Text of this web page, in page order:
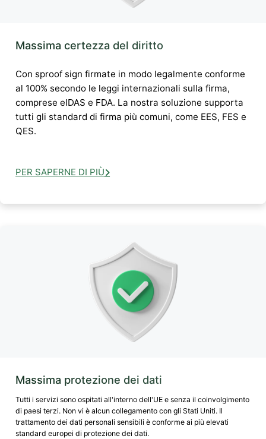
Massima certezza del diritto
Con sproof sign firmate in modo legalmente conforme
al 100% secondo le leggi internazionali sulla firma,
comprese eIDAS e FDA. La nostra soluzione supporta
tutti gli standard di firma più comuni, come EES, FES e
QES.
PER SAPERNE DI PIÙ
Massima protezione dei dati
Tutti i servizi sono ospitati all'interno dell'UE e senza il coinvolgimento
di paesi terzi. Non vi è alcun collegamento con gli Stati Uniti. Il
trattamento dei dati personali sensibili è conforme ai più elevati
standard europei di protezione dei dati.